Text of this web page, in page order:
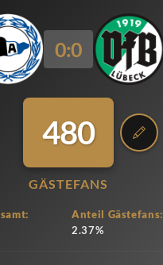
0:0
480
GÄSTEFANS
Anteil Gästefans:
2.37%